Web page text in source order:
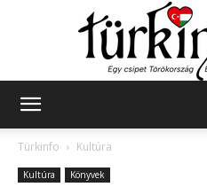
Türkinfo
Kultúra
Kultúra Könyvek